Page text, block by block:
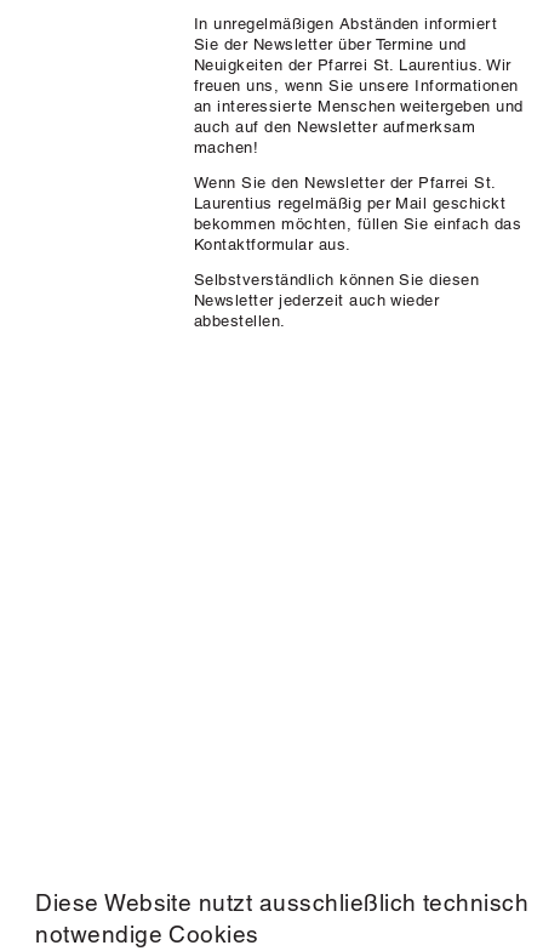
In unregelmäßigen Abständen informiert
Sie der Newsletter über Termine und
Neuigkeiten der Pfarrei St. Laurentius. Wir
freuen uns, wenn Sie unsere Informationen
an interessierte Menschen weitergeben und
auch auf den Newsletter aufmerksam
machen!
Wenn Sie den Newsletter der Pfarrei St.
Laurentius regelmäßig per Mail geschickt
bekommen möchten, füllen Sie einfach das
Kontaktformular aus.
Selbstverständlich können Sie diesen
Newsletter jederzeit auch wieder
abbestellen.
Diese Website nutzt ausschließlich technisch
notwendige Cookies